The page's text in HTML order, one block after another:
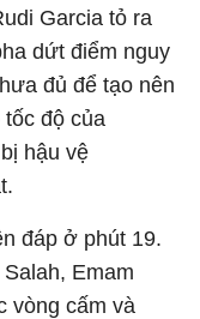
Garcia tỏ ra
dứt điểm nguy
đủ để tạo nên
tốc độ của
hậu vệ
đáp ở phút 19.
Emam
vòng cấm và